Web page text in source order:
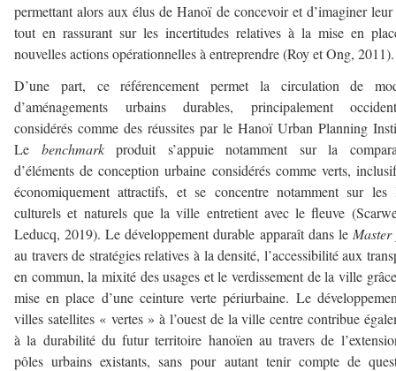
permettant alors aux élus de Hanoï de concevoir et d’imaginer
tout en rassurant sur les incertitudes relatives à la mise en
nouvelles actions opérationnelles à entreprendre (Roy et Ong, 2011).
D’une part, ce référencement permet la circulation de
d’aménagements urbains durables, principalement
considérés comme des réussites par le Hanoï Urban Planning
Le benchmarkproduit s’appuie notamment sur la
d’éléments de conception urbaine considérés comme verts,
économiquement attractifs, et se concentre notamment sur les
culturels et naturels que la ville entretient avec le fleuve
Leducq, 2019). Le développement durable apparaît dans le
au travers de stratégies relatives à la densité, l’accessibilité aux
en commun, la mixité des usages et le verdissement de la ville
mise en place d’une ceinture verte périurbaine. Le
villes satellites « vertes » à l’ouest de la ville centre contribue
à la durabilité du futur territoire hanoïen au travers de
pôles urbains existants, sans pour autant tenir compte de